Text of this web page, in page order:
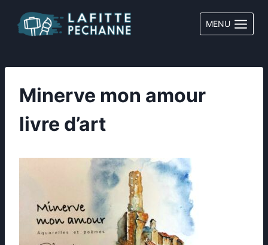
contenu
MENU
Minerve mon amour
livre d’art